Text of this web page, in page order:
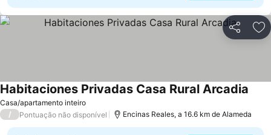
Partilhar
Casa/apartamento inteiro
Habitaciones Privadas Casa Rural Arcadia
/ Pontuação não disponível Encinas Reales, a 16.6 km de Alameda